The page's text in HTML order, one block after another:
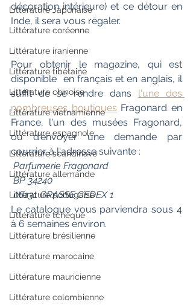
Littérature Japonaise
Littérature coréenne
Littérature iranienne
Littérature tibétaine
Littérature chinoise
Littérature vietnamienne
Littérature espagnole
Littérature scandinave
Littérature allemande
Littérature portugaise
Littérature tchèque
Littérature brésilienne
Littérature marocaine
Littérature mauricienne
Littérature colombienne
décoration intérieure) et ce détour en
Inde, il sera vous régaler.
Pour obtenir le magazine, qui est
disponible  en français et en anglais, il
suffit de se rendre dans l'une des
nombreuses boutiques Fragonard en
France, l'un des musées Fragonard,
ou d'envoyer une demande par
courrier à l'adresse suivante :
Parfumerie Fragonard
BP 34240
06131 GRASSE CEDEX 1
Le catalogue vous parviendra sous 4
à 6 semaines environ.